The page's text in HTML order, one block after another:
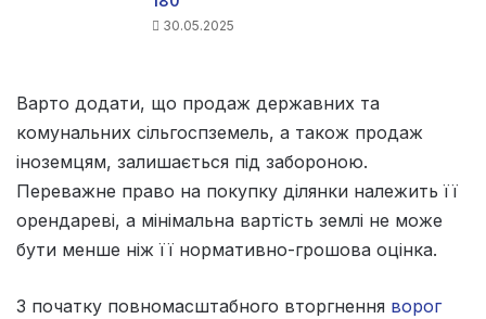
30.05.2025
Варто додати, що продаж державних та
комунальних сільгоспземель, а також продаж
іноземцям, залишається під забороною.
Переважне право на покупку ділянки належить її
орендареві, а мінімальна вартість землі не може
бути менше ніж її нормативно-грошова оцінка.
З початку повномасштабного вторгнення ворог